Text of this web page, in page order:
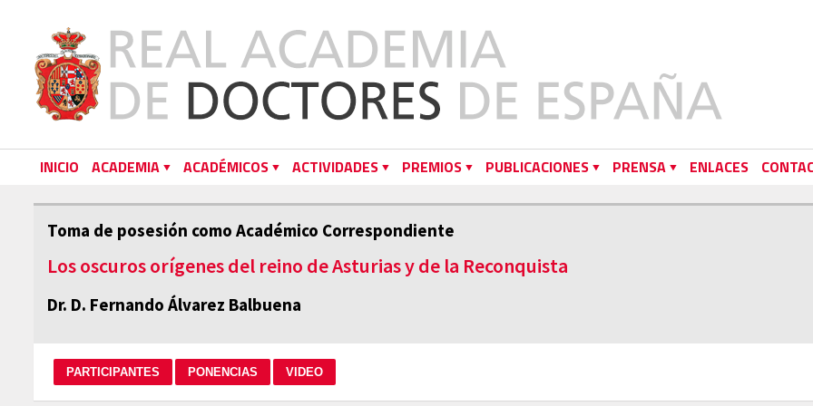
INICIO ACADEMIA ACADÉMICOS ACTIVIDADES PREMIOS PUBLICACIONES PRENSA ENLACES
Toma de posesión como Académico Correspondiente
Los oscuros orígenes del reino de Asturias y de la Reconquista
Dr. D. Fernando Álvarez Balbuena